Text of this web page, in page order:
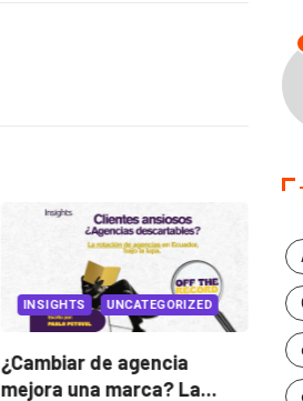
INSIGHTS UNCATEGORIZED
¿Cambiar de agencia
mejora una marca? La...